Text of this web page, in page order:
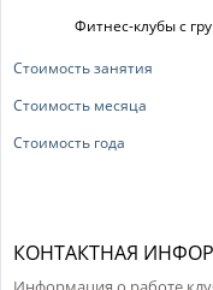
Фитнес-клубы с
Стоимость занятия
Стоимость месяца
Стоимость года
КОНТАКТНАЯ